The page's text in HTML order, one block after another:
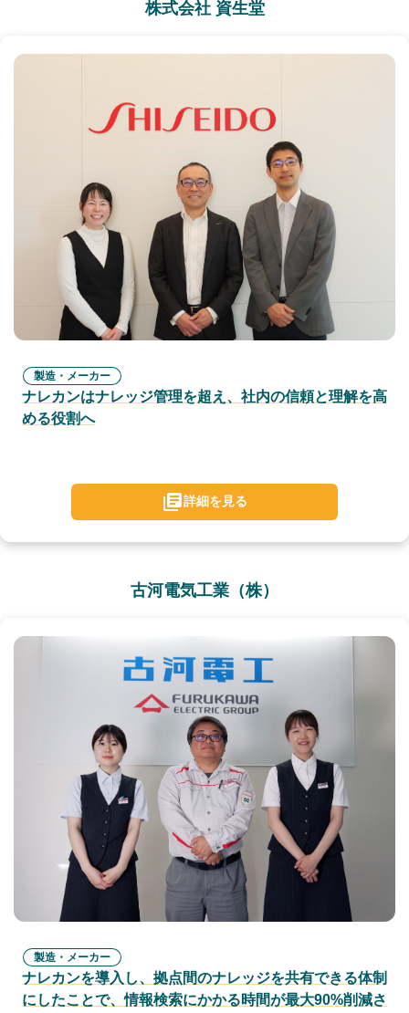
株式会社 資生堂
製造・メーカー
ナレカンはナレッジ管理を超え、社内の信頼と理解を高
める役割へ
詳細を見る
古河電気工業（株）
製造・メーカー
ナレカンを導入し、拠点間のナレッジを共有できる体制
にしたことで、情報検索にかかる時間が最大90%削減さ